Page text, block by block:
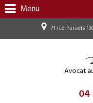
Menu
71 rue Paradis
Avocat
04